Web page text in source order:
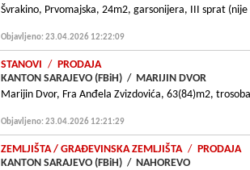
Švrakino, Prvomajska, 24m2, garsonijera, III sprat
Objavljeno: 23.04.2026 12:22:09
STANOVI / PRODAJA
KANTON SARAJEVO (FBiH) / MARIJIN DVOR
Marijin Dvor, Fra Anđela Zvizdovića, 63(84)m2,
Objavljeno: 23.04.2026 12:21:29
ZEMLJIŠTA/ GRAÐEVINSKA ZEMLJIŠTA / PRODAJA
KANTON SARAJEVO (FBiH) / NAHOREVO